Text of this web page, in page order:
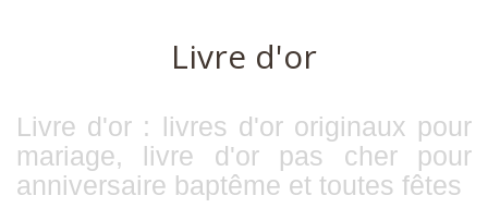
Livre d'or
Livre d'or : livres d'or originaux pour
mariage, livre d'or pas cher pour
anniversaire baptême et toutes fêtes